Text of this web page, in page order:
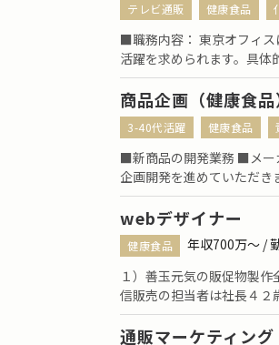
テレビ通販 健康食品
■職務内容： 東京オフィス
活躍を求められます。具
商品企画（健康食
3-40代活躍 健康食品
■新商品の開発業務 ■メー
企画開発を進めていただ
webデザイナー
健康食品
年収700万〜 /
１）善玉元気の販促物製
信販売の担当者は社長４
通販マーケティング